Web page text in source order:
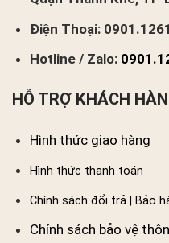
Điện Thoại:
Hotline / Zalo:
HỖ TRỢ KHÁCH
Hình thức giao hàng
Hình thức thanh toán
Chính sách đổi trả | Bảo
Chính sách bảo vệ